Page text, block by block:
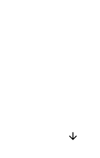
arrow_downward